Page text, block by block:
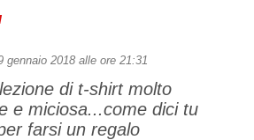
gennaio 2018 alle ore 21:31
di t-shirt molto
e miciosa...come dici tu
farsi un regalo